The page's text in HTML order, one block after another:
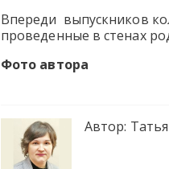
Впереди выпускников
проведенные в стенах
Фото автора
Автор: